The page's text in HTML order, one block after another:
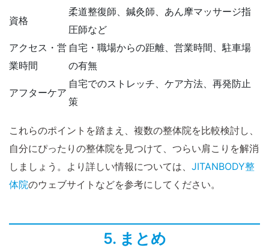
資格
柔道整復師、鍼灸師、あん摩マッサージ指
圧師など
アクセス・営
業時間
自宅・職場からの距離、営業時間、駐車場
の有無
アフターケア
自宅でのストレッチ、ケア方法、再発防止
策
これらのポイントを踏まえ、複数の整体院を比較検討し、
自分にぴったりの整体院を見つけて、つらい肩こりを解消
しましょう。より詳しい情報については、 JITANBODY整
体院のウェブサイトなどを参考にしてください。
5. まとめ